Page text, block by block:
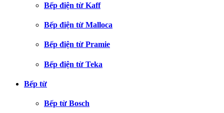
Bếp điện từ Kaff
Bếp điện từ Malloca
Bếp điện từ Pramie
Bếp điện từ Teka
Bếp từ
Bếp từ Bosch